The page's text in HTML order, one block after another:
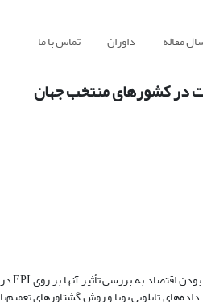
مقاله داوران تماس با ما
در کشورهای منتخب جهان